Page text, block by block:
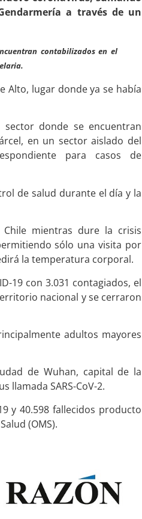
a través de un
contabilizados en el
Alto, lugar donde ya se había
donde se encuentran
en un sector aislado del
para casos de
de salud durante el día y la
Chile mientras dure la crisis
sólo una visita por
la temperatura corporal.
19 con 3.031 contagiados, el
nacional y se cerraron
adultos mayores
de Wuhan, capital de la
llamada SARS-CoV-2.
y 40.598 fallecidos producto
(OMS).